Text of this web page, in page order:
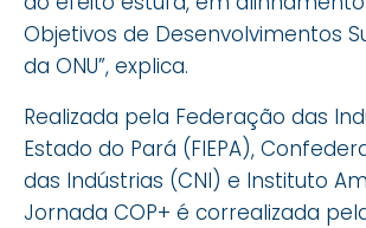
Objetivos de Desenvolvimentos
da ONU”, explica.
Realizada pela Federação das
Estado do Pará (FIEPA),
das Indústrias (CNI) e Instituto
Jornada COP+ é correalizada